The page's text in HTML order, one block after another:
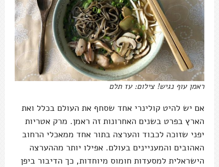
ראמן עוף נגיש! צילום: עז תלם
אם יש להיט קולינרי אחד שסחף את העולם בכלל ואת
הארץ בפרט בשנים האחרונות זה ראמן. מרק אטריות
יפני שזוכה לכבוד והערצה בתור אחד ממאכלי הרחוב
האהובים והמעניינים בעולם. אפילו יותר מההערצה
הישראלית למסעדות חומוס מיוחדות, כך הדיבור ביפן